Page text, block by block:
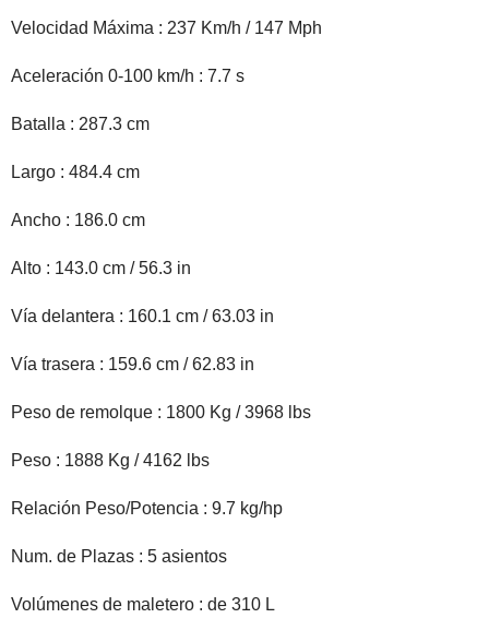
Velocidad Máxima : 237 Km/h / 147 Mph
Aceleración 0-100 km/h : 7.7 s
Batalla : 287.3 cm
Largo : 484.4 cm
Ancho : 186.0 cm
Alto : 143.0 cm / 56.3 in
Vía delantera : 160.1 cm / 63.03 in
Vía trasera : 159.6 cm / 62.83 in
Peso de remolque : 1800 Kg / 3968 lbs
Peso : 1888 Kg / 4162 lbs
Relación Peso/Potencia : 9.7 kg/hp
Num. de Plazas : 5 asientos
Volúmenes de maletero : de 310 L